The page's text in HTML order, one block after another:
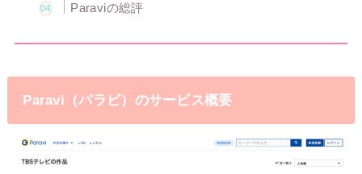
Paraviの総評
Paravi（パラビ）のサービス概要